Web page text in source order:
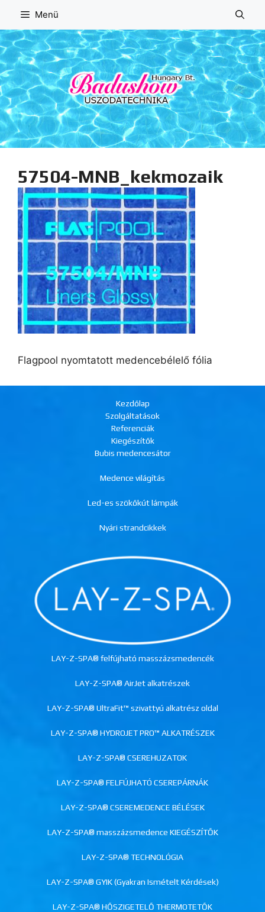
tartalomba
Menü
57504-MNB_kekmozaik
Flagpool nyomtatott medencebélelő fólia
Kezdőlap
Szolgáltatások
Referenciák
Kiegészítők
Bubis medencesátor
Medence világítás
Led-es szökőkút lámpák
Nyári strandcikkek
LAY-Z-SPA® felfújható masszázsmedencék
LAY-Z-SPA® AirJet alkatrészek
LAY-Z-SPA® UltraFit™ szivattyú alkatrész oldal
LAY-Z-SPA® HYDROJET PRO™ ALKATRÉSZEK
LAY-Z-SPA® CSEREHUZATOK
LAY-Z-SPA® FELFÚJHATÓ CSEREPÁRNÁK
LAY-Z-SPA® CSEREMEDENCE BÉLÉSEK
LAY-Z-SPA® masszázsmedence KIEGÉSZÍTŐK
LAY-Z-SPA® TECHNOLÓGIA
LAY-Z-SPA® GYIK (Gyakran Ismételt Kérdések)
LAY-Z-SPA® HŐSZIGETELŐ THERMOTETŐK